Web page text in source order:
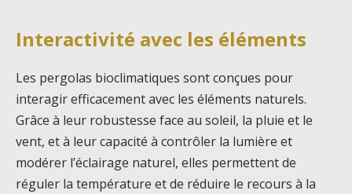
Interactivité avec les éléments
Les pergolas bioclimatiques sont conçues pour
interagir efficacement avec les éléments naturels.
Grâce à leur robustesse face au soleil, la pluie et le
vent, et à leur capacité à contrôler la lumière et
modérer l’éclairage naturel, elles permettent de
réguler la température et de réduire le recours à la